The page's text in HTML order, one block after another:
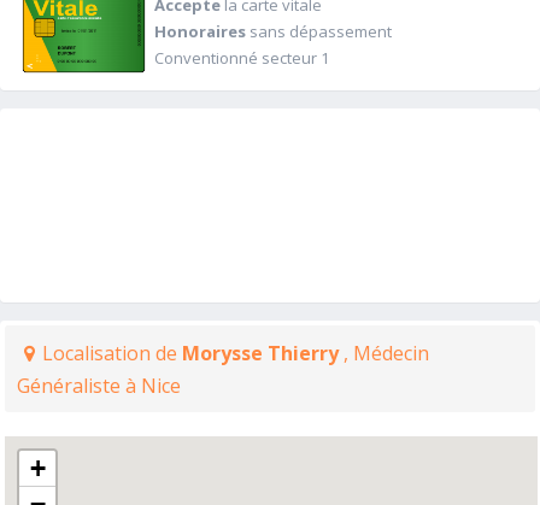
Acceptela carte vitale
Honorairessans dépassement
Conventionné secteur 1
Localisation de Morysse Thierry, Médecin
Généraliste à Nice
+